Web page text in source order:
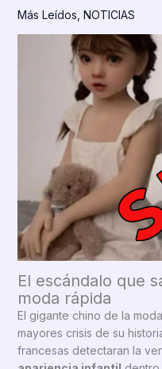
Más Leídos NOTICIAS
El escándalo que
moda rápida
El gigante chino de la moda
mayores crisis de su
francesas detectaran la